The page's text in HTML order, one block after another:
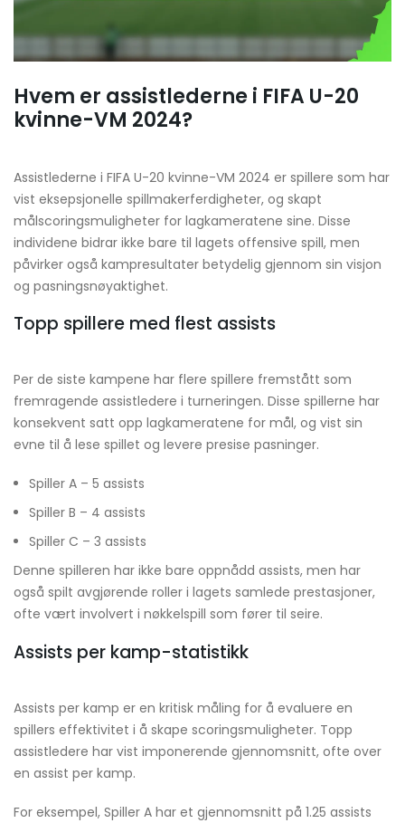
Hvem er assistlederne i FIFA U-20
kvinne-VM 2024?
Assistlederne i FIFA U-20 kvinne-VM 2024 er spillere som har
vist eksepsjonelle spillmakerferdigheter, og skapt
målscoringsmuligheter for lagkameratene sine. Disse
individene bidrar ikke bare til lagets offensive spill, men
påvirker også kampresultater betydelig gjennom sin visjon
og pasningsnøyaktighet.
Topp spillere med flest assists
Per de siste kampene har flere spillere fremstått som
fremragende assistledere i turneringen. Disse spillerne har
konsekvent satt opp lagkameratene for mål, og vist sin
evne til å lese spillet og levere presise pasninger.
Spiller A – 5 assists
Spiller B – 4 assists
Spiller C – 3 assists
Denne spilleren har ikke bare oppnådd assists, men har
også spilt avgjørende roller i lagets samlede prestasjoner,
ofte vært involvert i nøkkelspill som fører til seire.
Assists per kamp-statistikk
Assists per kamp er en kritisk måling for å evaluere en
spillers effektivitet i å skape scoringsmuligheter. Topp
assistledere har vist imponerende gjennomsnitt, ofte over
en assist per kamp.
For eksempel, Spiller A har et gjennomsnitt på 1.25 assists